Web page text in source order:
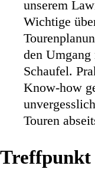
unserem
Wichtige
den
Schaufel.
Know-how
Touren
Treffpunkt